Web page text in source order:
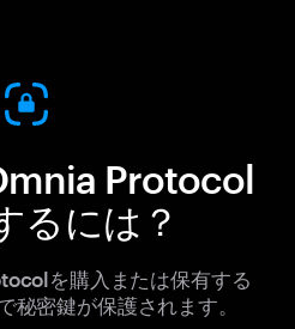
Protocol
るには？
を購入または保有する
秘密鍵が保護されます。